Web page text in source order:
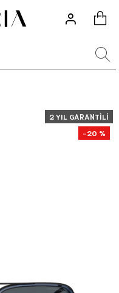
2 YIL GARANTILI
-20 %